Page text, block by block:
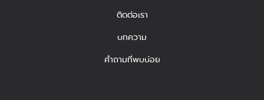
ติดต่อเรา
บทความ
คำถามที่พบบ่อย